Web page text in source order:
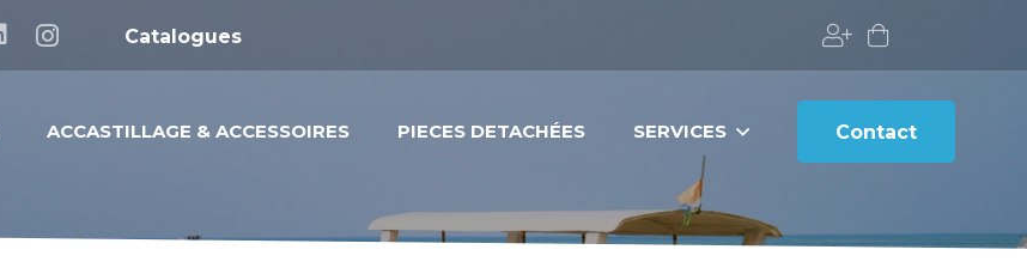
Catalogues
ACCASTILLAGE & ACCESSOIRES PIECES DETACHÉES SERVICES Contact